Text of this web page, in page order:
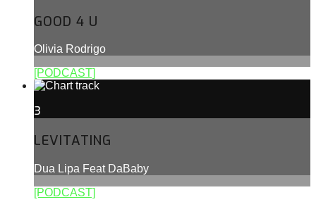
GOOD 4 U
Olivia Rodrigo
[PODCAST]
3
LEVITATING
Dua Lipa Feat DaBaby
[PODCAST]